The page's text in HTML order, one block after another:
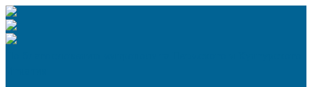
Перейти
к
содержимому